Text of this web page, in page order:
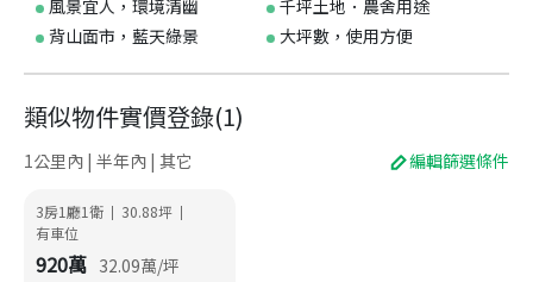
風景宜人，環境清幽
千坪土地．農舍用途
背山面市，藍天綠景
大坪數，使用方便
類似物件實價登錄(1)
1公里內 | 半年內 | 其它 編輯篩選條件
3房1廳1衛 | 30.88坪 |
有車位
920萬 32.09萬/坪